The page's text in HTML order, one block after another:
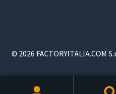
© 2026 FACTORYITALIA.COM